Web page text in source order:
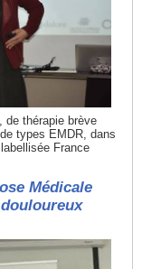
de thérapie brève
types EMDR, dans
France
Médicale